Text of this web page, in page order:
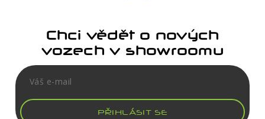
Chci vědět o nových
vozech v showroomu
PŘIHLÁSIT SE